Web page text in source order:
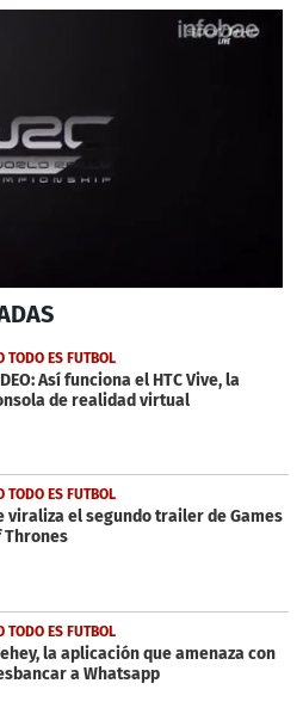
TODO ES FUTBOL
Así funciona el HTC Vive, la
de realidad virtual
TODO ES FUTBOL
viraliza el segundo trailer de Games
Thrones
TODO ES FUTBOL
la aplicación que amenaza con
a Whatsapp